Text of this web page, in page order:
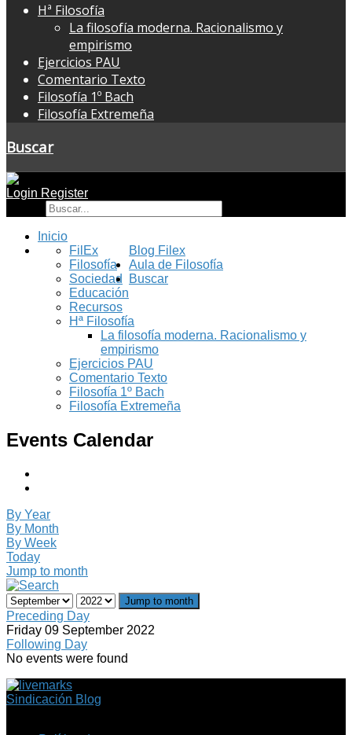
Hª Filosofía
La filosofía moderna. Racionalismo y
empirismo
Ejercicios PAU
Comentario Texto
Filosofía 1º Bach
Filosofía Extremeña
Buscar
Login Register
Inicio
Blog Filex
FilEx
Filosofía
Sociedad
Educación
Recursos
Aula de Filosofía
Hª Filosofía
La filosofía moderna. Racionalismo y
empirismo
Ejercicios PAU
Comentario Texto
Filosofía 1º Bach
Filosofía Extremeña
Buscar
Events Calendar
By Year
By Month
By Week
Today
Jump to month
Jump to month
Preceding Day
Friday 09 September 2022
Following Day
No events were found
Sindicación Blog